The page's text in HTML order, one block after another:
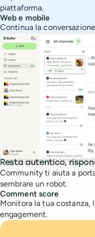
piattaforma.
Web e mobile
Continua la
Resta autentico,
Community ti aiuta a
sembrare un robot.
Comment score
Monitora la tua
engagement.